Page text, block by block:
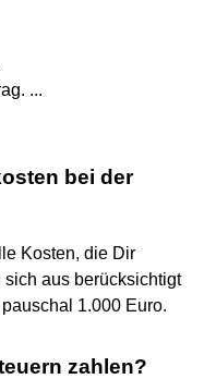
...
bei der
Kosten, die Dir
aus berücksichtigt
1.000 Euro.
zahlen?